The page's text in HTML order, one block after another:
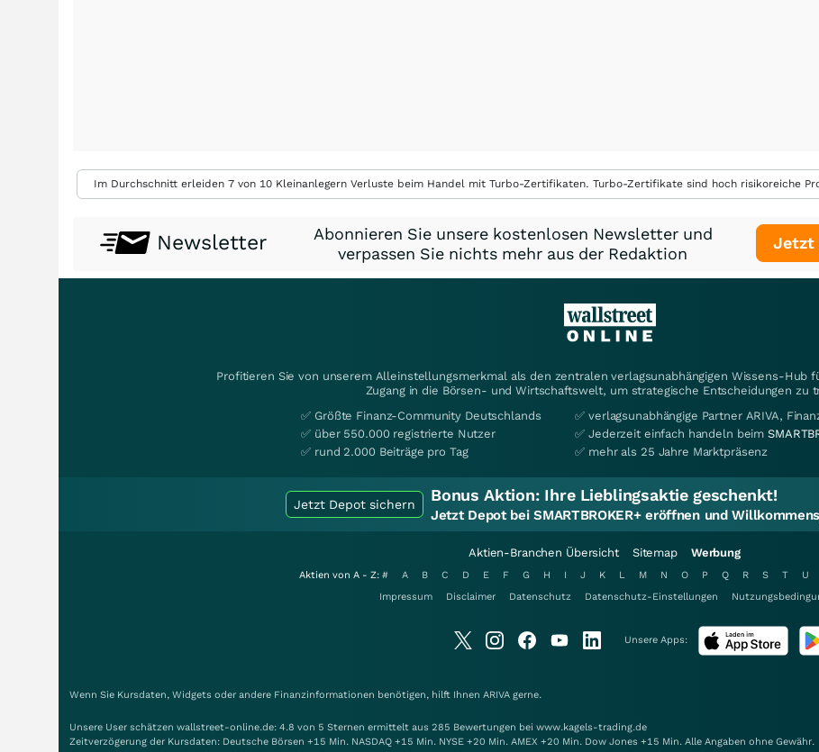
Im Durchschnitt erleiden 7 von 10 Kleinanlegern Verluste beim Handel mit Turbo-Zertifikaten. Turbo-Zertifikate sind hoch risikoreiche
Newsletter
Abonnieren Sie unsere kostenlosen Newsletter und
verpassen Sie nichts mehr aus der Redaktion
Jetzt
Profitieren Sie von unserem Alleinstellungsmerkmal als den zentralen verlagsunabhängigen Wissens-Hub
Zugang in die Börsen- und Wirtschaftswelt, um strategische Entscheidungen zu
✅ Größte Finanz-Community Deutschlands
✅ über 550.000 registrierte Nutzer
✅ rund 2.000 Beiträge pro Tag
✅ verlagsunabhängige Partner ARIVA,
✅ Jederzeit einfach handeln beim
✅ mehr als 25 Jahre Marktpräsenz
Jetzt Depot sichern Bonus Aktion: Ihre Lieblingsaktie geschenkt!
Jetzt Depot bei SMARTBROKER+ eröffnen und
Aktien-Branchen Übersicht Sitemap Werbung
Aktien von A - Z: # A B C D E F G H I J K L M N O P Q R S T U
Impressum
Disclaimer Datenschutz Datenschutz-Einstellungen
Unsere Apps:
Wenn Sie Kursdaten, Widgets oder andere Finanzinformationen benötigen, hilft Ihnen ARIVA gerne.
Unsere User schätzen wallstreet-online.de: 4.8 von 5 Sternen ermittelt aus 285 Bewertungen bei www.kagels-trading.de
Zeitverzögerung der Kursdaten: Deutsche Börsen +15 Min. NASDAQ +15 Min. NYSE +20 Min. AMEX +20 Min. Dow Jones +15 Min. Alle Angaben ohne Gewähr.